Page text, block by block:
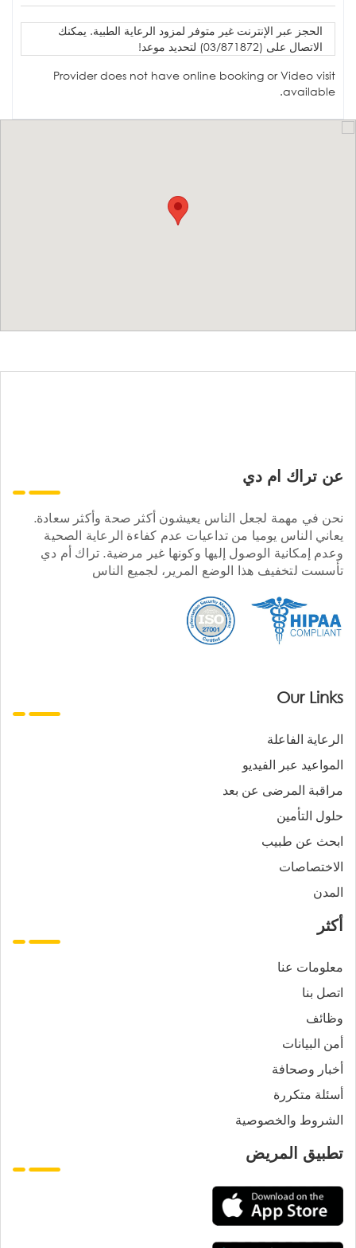
الحجز عبر الإنترنت غير متوفر لمزود الرعاية الطبية. يمكنك
الاتصال على (03/871872) لتحديد موعد!
Provider does not have online booking or Video visit
available.
عن تراك ام دي
نحن في مهمة لجعل الناس يعيشون أكثر صحة وأكثر سعادة.
يعاني الناس يوميا من تداعيات عدم كفاءة الرعاية الصحية
وعدم إمكانية الوصول إليها وكونها غير مرضية. تراك أم دي
تأسست لتخفيف هذا الوضع المرير، لجميع الناس
Our Links
الرعاية الفاعلة
المواعيد عبر الفيديو
مراقبة المرضى عن بعد
حلول التأمين
ابحث عن طبيب
الاختصاصات
المدن
أكثر
معلومات عنا
اتصل بنا
وظائف
أمن البيانات
أخبار وصحافة
أسئلة متكررة
الشروط والخصوصية
تطبيق المريض